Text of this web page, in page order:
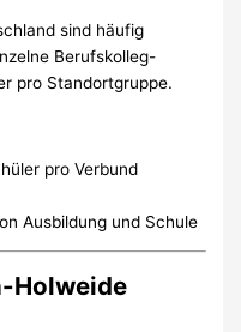
sind häufig
Berufskolleg-
pro Standortgruppe.
pro Verbund
Ausbildung und Schule
Holweide